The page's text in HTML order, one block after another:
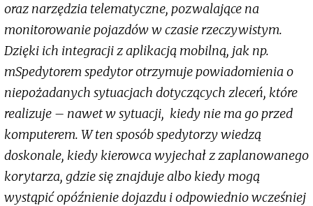
oraz narzędzia telematyczne, pozwalające na
monitorowanie pojazdów w czasie rzeczywistym.
Dzięki ich integracji z aplikacją mobilną, jak np.
mSpedytorem spedytor otrzymuje powiadomienia o
niepożadanych sytuacjach dotyczących zleceń, które
realizuje – nawet w sytuacji, kiedy nie ma go przed
komputerem. W ten sposób spedytorzy wiedzą
doskonale, kiedy kierowca wyjechał z zaplanowanego
korytarza, gdzie się znajduje albo kiedy mogą
wystąpić opóźnienie dojazdu i odpowiednio wcześniej